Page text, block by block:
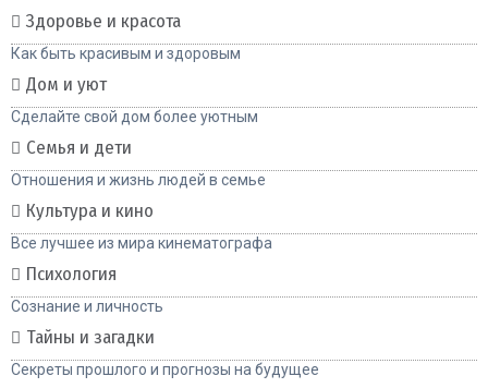
Здоровье и красота
Как быть красивым и здоровым
Дом и уют
Сделайте свой дом более уютным
Семья и дети
Отношения и жизнь людей в семье
Культура и кино
Все лучшее из мира кинематографа
Психология
Сознание и личность
Тайны и загадки
Секреты прошлого и прогнозы на будущее